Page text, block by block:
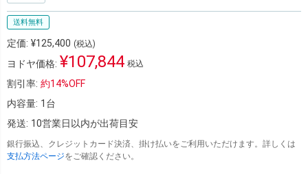
送料無料
定価: ¥125,400 (税込)
ヨドヤ価格: ¥107,844 税込
割引率: 約14%OFF
内容量: 1台
発送: 10営業日以内が出荷目安
銀行振込、クレジットカード決済、掛け払いをご利用いただけます。詳しくは
支払方法ページをご確認ください。